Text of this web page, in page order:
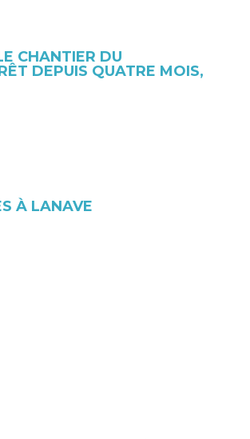
CHANTIER DU
DEPUIS QUATRE MOIS,
À LANAVE